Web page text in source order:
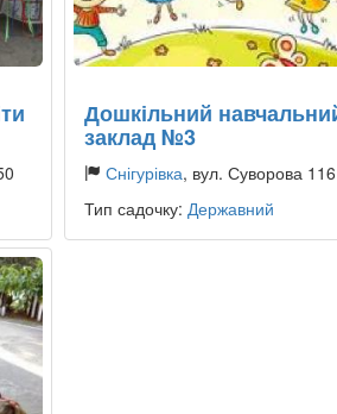
Дошкільний
заклад №3
Снігурівка, вул. Суворова 116
Тип садочку:Державний